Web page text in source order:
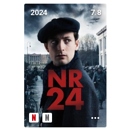
7.8
2024